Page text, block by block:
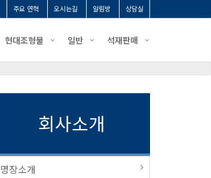
주요 연혁 오시는길 알림방 상담실
현대조형물 일반 석재판매
회사소개
명장소개